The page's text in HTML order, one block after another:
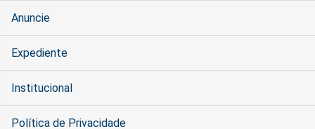
Anuncie
Expediente
Institucional
Política de Privacidade